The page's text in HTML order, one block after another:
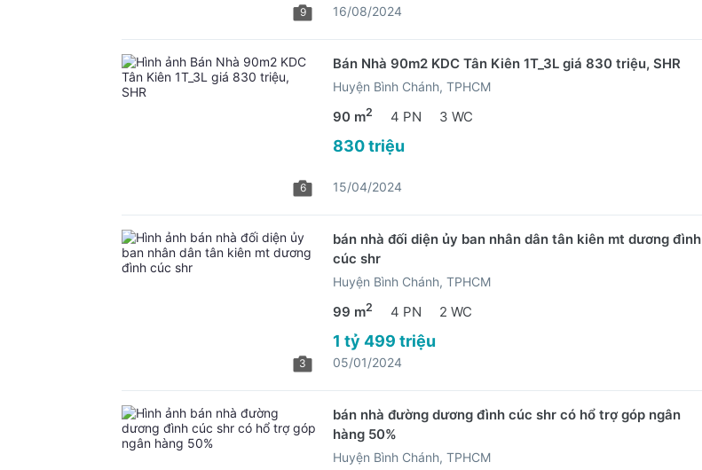
9 16/08/2024
6
Bán Nhà 90m2 KDC Tân Kiên 1T_3L giá 830 triệu, SHR
Huyện Bình Chánh, TPHCM
90 m2 4 PN 3 WC
830 triệu
15/04/2024
3
bán nhà đối diện ủy ban nhân dân tân kiên mt dương đình
cúc shr
Huyện Bình Chánh, TPHCM
99 m2 4 PN 2 WC
1 tỷ 499 triệu
05/01/2024
bán nhà đường dương đình cúc shr có hổ trợ góp ngân
hàng 50%
Huyện Bình Chánh, TPHCM